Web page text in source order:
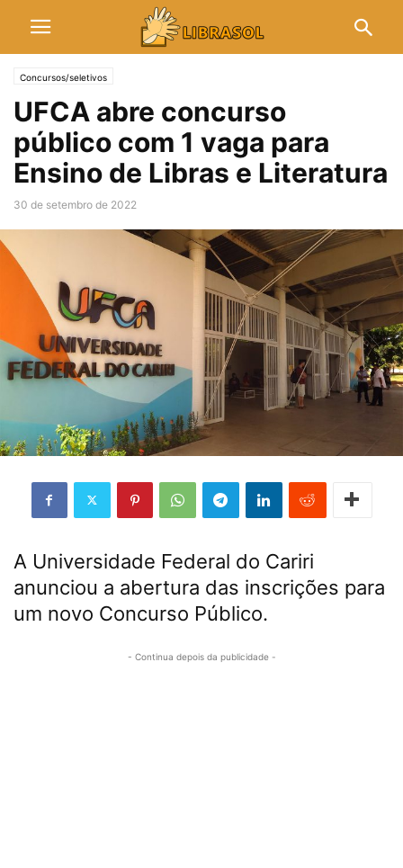
Concursos/seletivos
UFCA abre concurso
público com 1 vaga para
Ensino de Libras e Literatura
30 de setembro de 2022
A Universidade Federal do Cariri
anunciou a abertura das inscrições para
um novo Concurso Público.
- Continua depois da publicidade -